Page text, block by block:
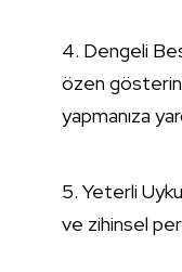
4. Dengeli
özen
yapmanıza
5. Yeterli
ve zihinsel